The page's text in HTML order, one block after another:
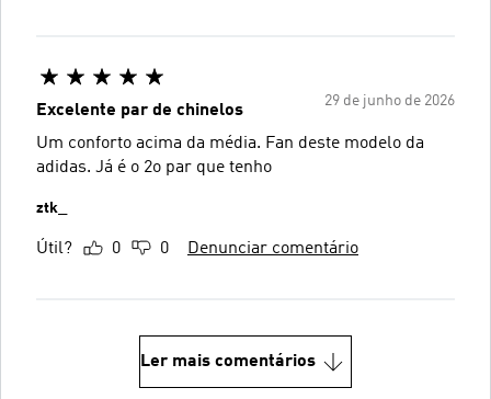
29 de junho de 2026
Excelente par de chinelos
Um conforto acima da média. Fan deste modelo da
adidas. Já é o 2o par que tenho
ztk_
Útil? 0 0 Denunciar comentário
Ler mais comentários